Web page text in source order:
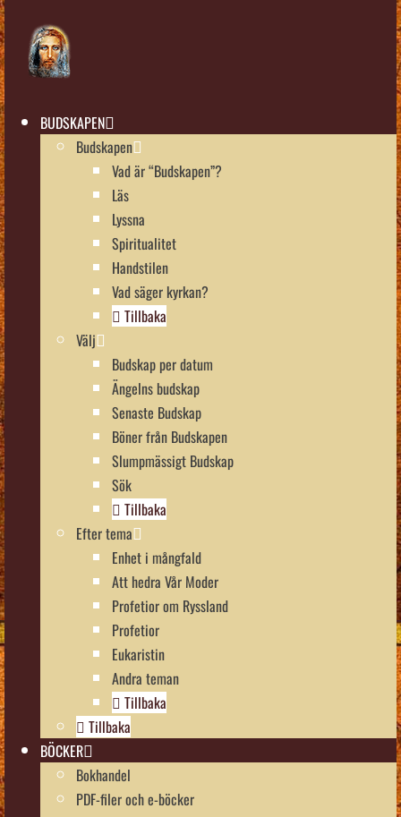
BUDSKAPEN
Budskapen
Vad är “Budskapen”?
Läs
Lyssna
Spiritualitet
Handstilen
Vad säger kyrkan?
Tillbaka
Välj
Budskap per datum
Ängelns budskap
Senaste Budskap
Böner från Budskapen
Slumpmässigt Budskap
Sök
Tillbaka
Efter tema
Enhet i mångfald
Att hedra Vår Moder
Profetior om Ryssland
Profetior
Eukaristin
Andra teman
Tillbaka
Tillbaka
BÖCKER
Bokhandel
PDF-filer och e-böcker